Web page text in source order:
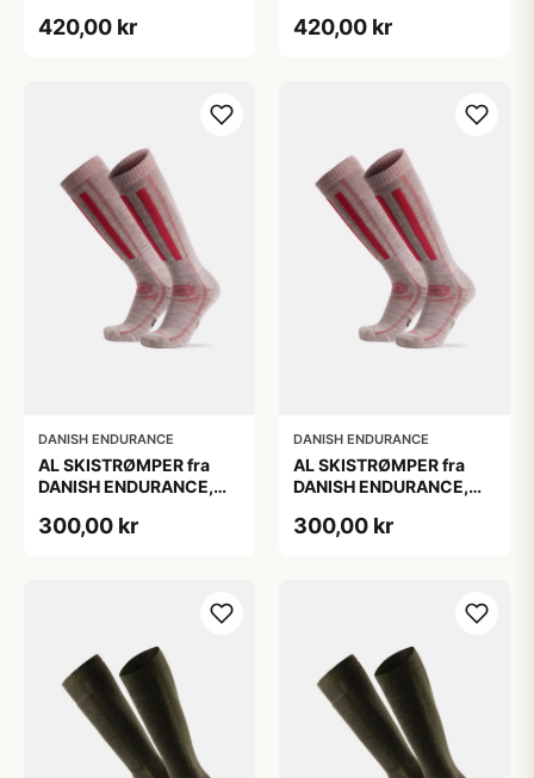
420,00 kr 420,00 kr
DANISH ENDURANCE
AL SKISTRØMPER fra
DANISH ENDURANCE,
300,00 kr
DANISH ENDURANCE
AL SKISTRØMPER fra
DANISH ENDURANCE,
300,00 kr